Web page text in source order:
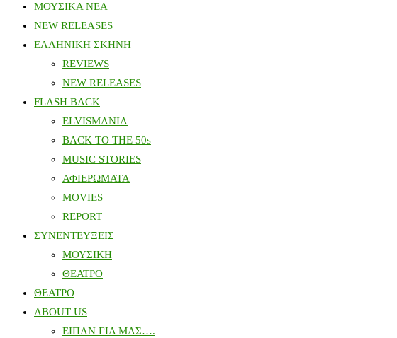
ΜΟΥΣΙΚΑ ΝΕΑ
NEW RELEASES
ΕΛΛΗΝΙΚΗ ΣΚΗΝΗ
REVIEWS
NEW RELEASES
FLASH BACK
ELVISMANIA
BACK TO THE 50s
MUSIC STORIES
ΑΦΙΕΡΩΜΑΤΑ
MOVIES
REPORT
ΣΥΝΕΝΤΕΥΞΕΙΣ
ΜΟΥΣΙΚΗ
ΘΕΑΤΡΟ
ΘΕΑΤΡΟ
ABOUT US
ΕΙΠΑΝ ΓΙΑ ΜΑΣ….